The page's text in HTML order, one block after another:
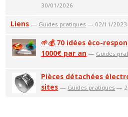
30/01/2026
Liens — Guides pratiques — 02/11/2023
🌱💰 70 idées éco-
1000€ par an — Guides
Pièces détachées
sites — Guides pratiques —